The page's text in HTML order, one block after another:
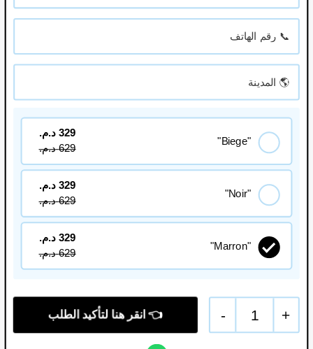
"Biege"
329 د.م.
629 د.م.
"Noir"
329 د.م.
629 د.م.
"Marron"
329 د.م.
629 د.م.
+
1
-